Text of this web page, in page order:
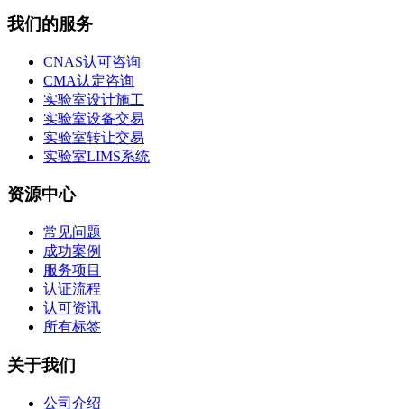
我们的服务
CNAS认可咨询
CMA认定咨询
实验室设计施工
实验室设备交易
实验室转让交易
实验室LIMS系统
资源中心
常见问题
成功案例
服务项目
认证流程
认可资讯
所有标签
关于我们
公司介绍